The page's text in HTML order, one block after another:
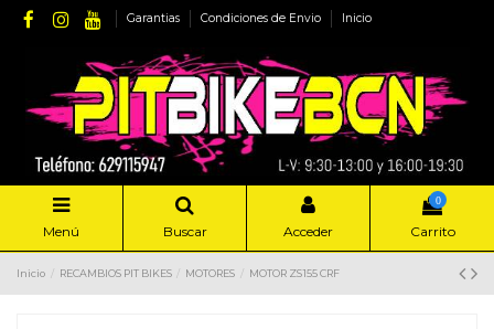
Garantias Condiciones de Envio Inicio
Menú Buscar Acceder
0
Carrito
Inicio RECAMBIOS PIT BIKES MOTORES MOTOR ZS155 CRF